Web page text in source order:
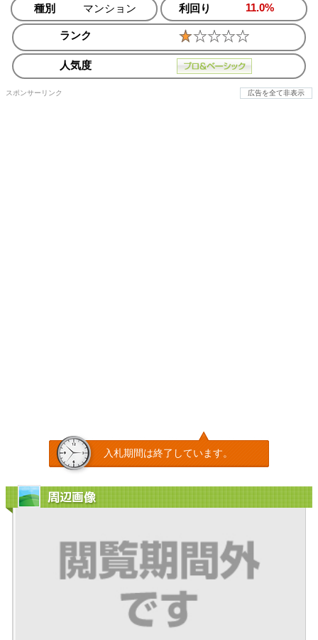
種別 マンション 利回り 11.0%
ランク
人気度
スポンサーリンク 広告を全て非表示
入札期間は終了しています。
周辺画像